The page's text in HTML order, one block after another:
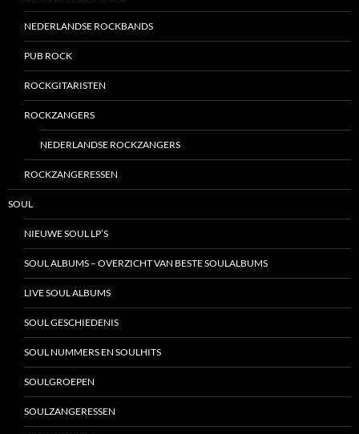
NEDERLANDSE ROCKBANDS
PUB ROCK
ROCKGITARISTEN
ROCKZANGERS
NEDERLANDSE ROCKZANGERS
ROCKZANGERESSEN
SOUL
NIEUWE SOUL LP’S
SOUL ALBUMS – OVERZICHT VAN BESTE SOULALBUMS
LIVE SOUL ALBUMS
SOUL GESCHIEDENIS
SOUL NUMMERS EN SOULHITS
SOULGROEPEN
SOULZANGERESSEN